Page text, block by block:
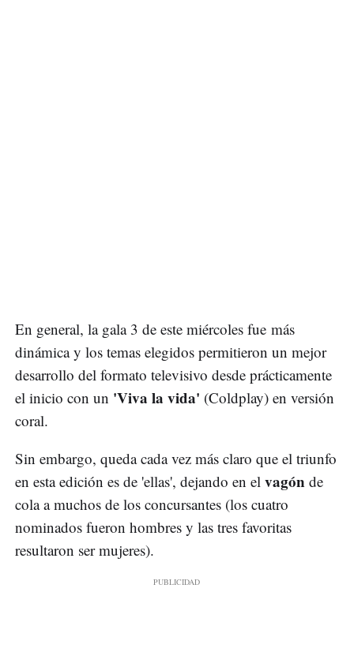
En general, la gala 3 de este miércoles fue más
dinámica y los temas elegidos permitieron un mejor
desarrollo del formato televisivo desde prácticamente
el inicio con un 'Viva la vida' (Coldplay) en versión
coral.
Sin embargo, queda cada vez más claro que el triunfo
en esta edición es de 'ellas', dejando en el vagón de
cola a muchos de los concursantes (los cuatro
nominados fueron hombres y las tres favoritas
resultaron ser mujeres).